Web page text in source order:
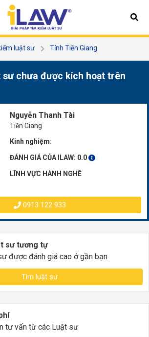
luật sư
Tỉnh Tiền Giang
sư chưa được kích hoạt trên
Nguyễn Thanh Tài
Tiền Giang
Kinh nghiệm:
ĐÁNH GIÁ CỦA ILAW: 0.0
LĨNH VỰC HÀNH NGHỀ
0913 122 933
sư tương tự
được đánh giá cao ở gần bạn
Tìm luật sư
tư vấn từ các Luật sư